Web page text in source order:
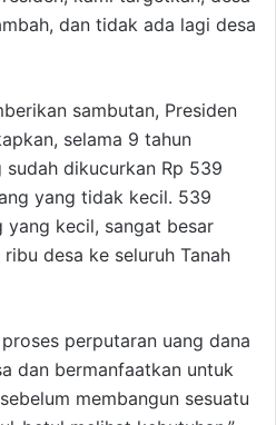
dan tidak ada lagi desa
sambutan, Presiden
selama 9 tahun
dikucurkan Rp 539
yang tidak kecil. 539
yang kecil, sangat besar
desa ke seluruh Tanah
perputaran uang dana
dan bermanfaatkan untuk
membangun sesuatu